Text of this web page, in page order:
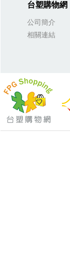
台塑購物網
公司簡介
相關連結